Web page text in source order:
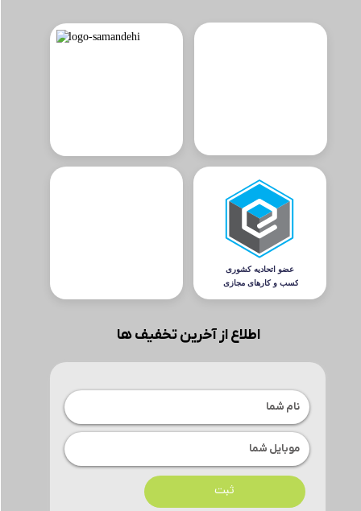
اطلاع از آخرین تخفیف ها
ثبت